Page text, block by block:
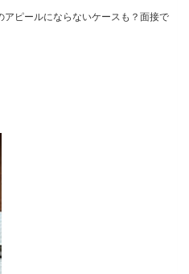
ピールにならないケースも？面接で